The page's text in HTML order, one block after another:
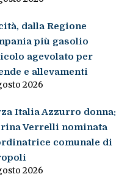
dalla Regione
più gasolio
agevolato per
e allevamenti
2026
Italia Azzurro donna:
Verrelli nominata
comunale di
2026